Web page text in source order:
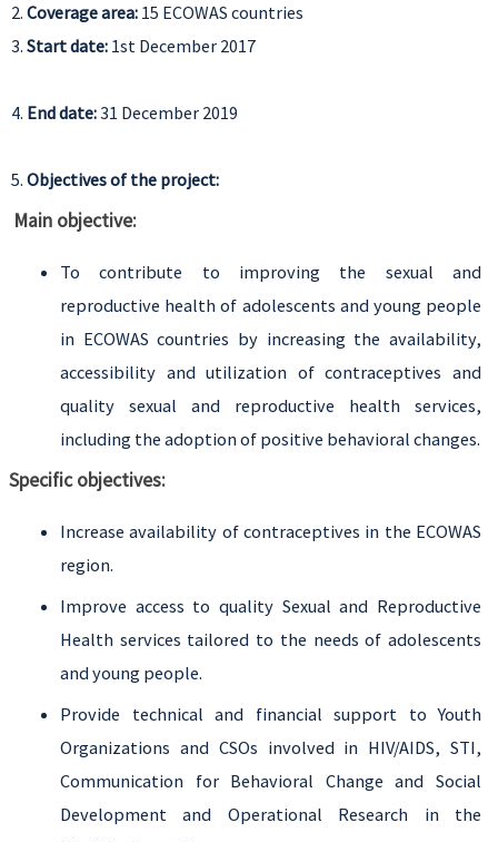
Coverage area: 15 ECOWAS countries
Start date: 1st December 2017
End date:31 December 2019
Objectives of the project:
Main objective:
To contribute to improving the sexual and
reproductive health of adolescents and young people
in ECOWAS countries by increasing the availability,
accessibility and utilization of contraceptives and
quality sexual and reproductive health services,
including the adoption of positive behavioral changes.
Specific objectives:
Increase availability of contraceptives in the ECOWAS
region.
Improve access to quality Sexual and Reproductive
Health services tailored to the needs of adolescents
and young people.
Provide technical and financial support to Youth
Organizations and CSOs involved in HIV/AIDS, STI,
Communication for Behavioral Change and Social
Development and Operational Research in the